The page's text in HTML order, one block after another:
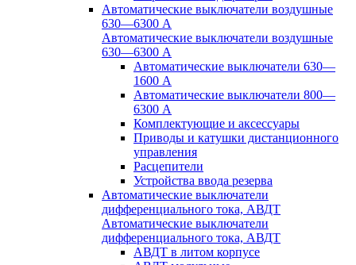
Автоматические выключатели воздушные
630—6300 А
Автоматические выключатели воздушные
630—6300 А
Автоматические выключатели 630—
1600 А
Автоматические выключатели 800—
6300 А
Комплектующие и аксессуары
Приводы и катушки дистанционного
управления
Расцепители
Устройства ввода резерва
Автоматические выключатели
дифференциального тока, АВДТ
Автоматические выключатели
дифференциального тока, АВДТ
АВДТ в литом корпусе